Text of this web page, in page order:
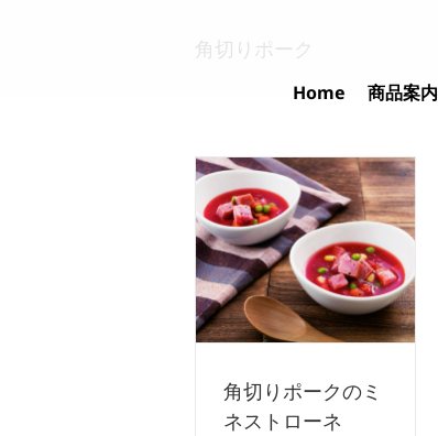
Home 商品案内
角切りポーク
角切りポークのミ
ネストローネ